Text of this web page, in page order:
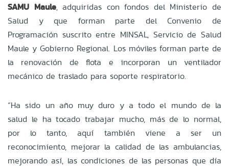
SAMU Maule, adquiridas con fondos del Ministerio de
Salud y que forman parte del Convenio de
Programación suscrito entre MINSAL, Servicio de Salud
Maule y Gobierno Regional. Los móviles forman parte de
la renovación de flota e incorporan un ventilador
mecánico de traslado para soporte respiratorio.
“Ha sido un año muy duro y a todo el mundo de la
salud le ha tocado trabajar mucho, más de lo normal,
por lo tanto, aquí también viene a ser un
reconocimiento, mejorar la calidad de las ambulancias,
mejorando así, las condiciones de las personas que día